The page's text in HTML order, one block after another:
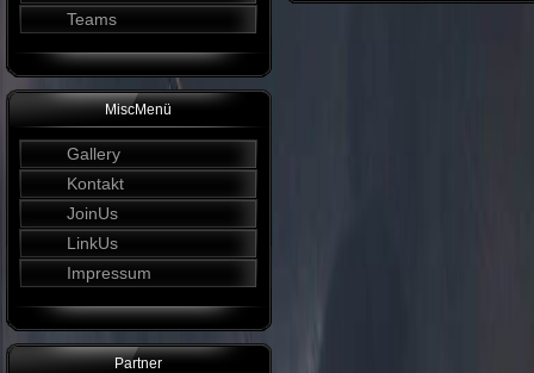
Teams
MiscMenü
Gallery
Kontakt
JoinUs
LinkUs
Impressum
Partner